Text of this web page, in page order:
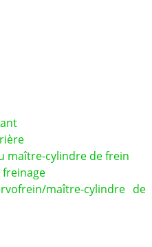
maître-cylindre de frein
maître-cylindre de